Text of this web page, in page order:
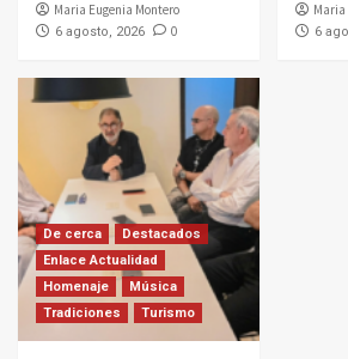
Maria Eugenia Montero
6 agosto, 2026 0
Maria
6
De cerca
Destacados
Enlace Actualidad
Homenaje
Música
Tradiciones
Turismo